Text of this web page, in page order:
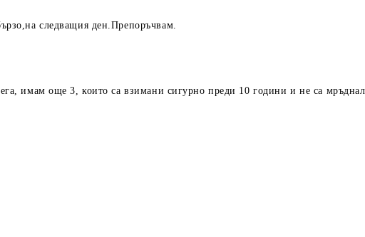
следващия ден.Препоръчвам.
имам още 3, които са взимани сигурно преди 10 години и не са